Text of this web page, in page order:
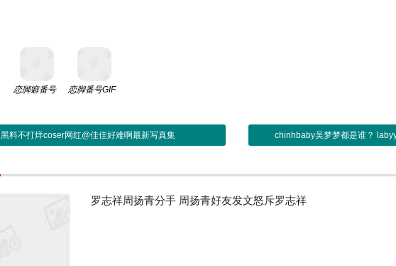
恋脚癖番号 恋脚番号GIF
黑料不打烊coser网红@佳佳好难啊最新写真集 chinhbaby吴梦梦都是谁？
罗志祥周扬青分手 周扬青好友发文怒斥罗志祥